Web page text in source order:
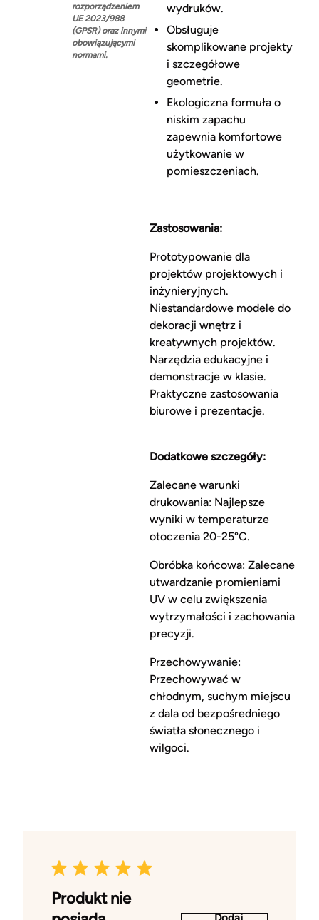
rozporządzeniem
UE 2023/988
(GPSR) oraz innymi
obowiązującymi
normami.
wydruków.
Obsługuje
skomplikowane projekty
i szczegółowe
geometrie.
Ekologiczna formuła o
niskim zapachu
zapewnia komfortowe
użytkowanie w
pomieszczeniach.
Zastosowania:
Prototypowanie dla
projektów projektowych i
inżynieryjnych.
Niestandardowe modele do
dekoracji wnętrz i
kreatywnych projektów.
Narzędzia edukacyjne i
demonstracje w klasie.
Praktyczne zastosowania
biurowe i prezentacje.
Dodatkowe szczegóły:
Zalecane warunki
drukowania: Najlepsze
wyniki w temperaturze
otoczenia 20-25°C.
Obróbka końcowa: Zalecane
utwardzanie promieniami
UV w celu zwiększenia
wytrzymałości i zachowania
precyzji.
Przechowywanie:
Przechowywać w
chłodnym, suchym miejscu
z dala od bezpośredniego
światła słonecznego i
wilgoci.
Produkt nie